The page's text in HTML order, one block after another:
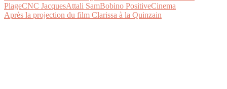
Après la projection du film Clarissa à la Quinzain